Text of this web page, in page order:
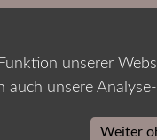
unserer
auch unsere
Weiter